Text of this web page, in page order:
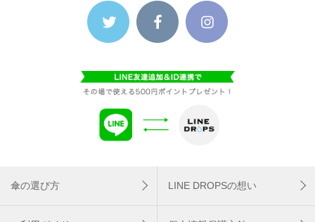
傘の選び方 LINE DROPSの想い